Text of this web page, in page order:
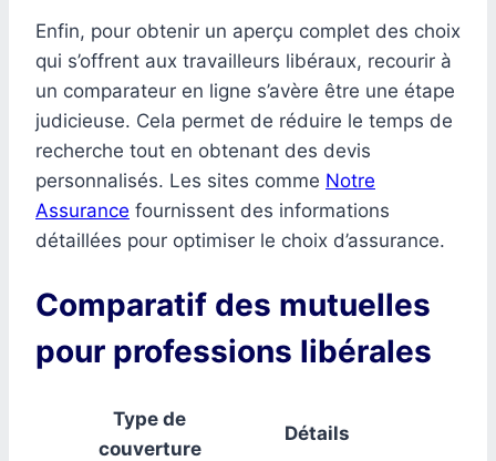
Enfin, pour obtenir un aperçu complet des choix
qui s’offrent aux travailleurs libéraux, recourir à
un comparateur en ligne s’avère être une étape
judicieuse. Cela permet de réduire le temps de
recherche tout en obtenant des devis
personnalisés. Les sites comme Notre
Assurance fournissent des informations
détaillées pour optimiser le choix d’assurance.
Comparatif des mutuelles
pour professions libérales
Type de
couverture
Détails